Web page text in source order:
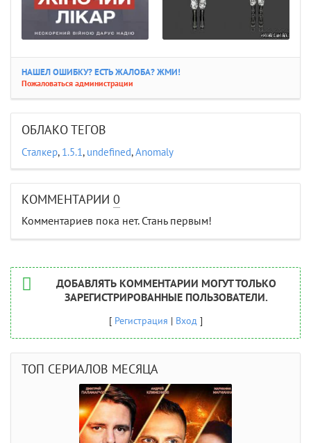
НАШЕЛ ОШИБКУ? ЕСТЬ ЖАЛОБА? ЖМИ!
Пожаловаться администрации
ОБЛАКО ТЕГОВ
Сталкер, 1.5.1, undefined,Anomaly
КОММЕНТАРИИ 0
Комментариев пока нет. Стань первым!
ДОБАВЛЯТЬ КОММЕНТАРИИ МОГУТ ТОЛЬКО
ЗАРЕГИСТРИРОВАННЫЕ ПОЛЬЗОВАТЕЛИ.
[ Регистрация | Вход]
ТОП СЕРИАЛОВ МЕСЯЦА